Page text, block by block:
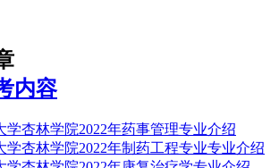
内容
学杏林学院2022年药事管理专业介绍
学杏林学院2022年制药工程专业专业介绍